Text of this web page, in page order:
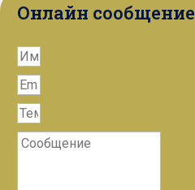
Онлайн сообщение